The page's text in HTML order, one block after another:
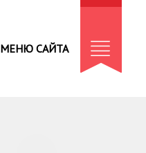
МЕНЮ САЙТА